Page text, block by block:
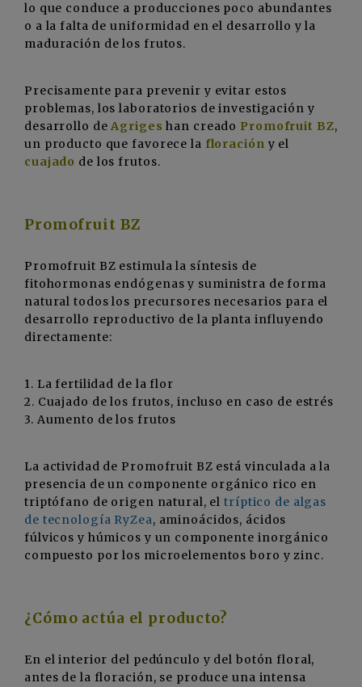
lo que conduce a producciones poco abundantes
o a la falta de uniformidad en el desarrollo y la
maduración de los frutos.
Precisamente para prevenir y evitar estos
problemas, los laboratorios de investigación y
desarrollo deAgriges han creado Promofruit BZ,
un producto que favorece la floración y el
cuajado de los frutos.
Promofruit BZ
Promofruit BZ estimula la síntesis de
fitohormonas endógenas y suministra de forma
natural todos los precursores necesarios para el
desarrollo reproductivo de la planta influyendo
directamente:
1. La fertilidad de la flor
2. Cuajado de los frutos, incluso en caso de estrés
3. Aumento de los frutos
La actividad de Promofruit BZ está vinculada a la
presencia de un componente orgánico rico en
triptófano de origen natural, eltríptico de algas
de tecnología RyZea, aminoácidos, ácidos
fúlvicos y húmicos y un componente inorgánico
compuesto por los microelementos boro y zinc.
¿Cómo actúa el producto?
En el interior del pedúnculo y del botón floral,
antes de la floración, se produce una intensa